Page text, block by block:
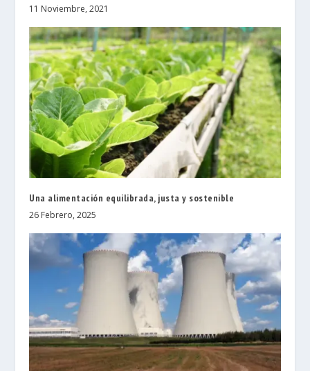
11 Noviembre, 2021
Una alimentación equilibrada, justa y sostenible
26 Febrero, 2025